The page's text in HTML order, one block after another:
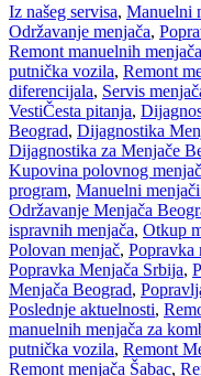
Iz našeg servisa, Manuelni
Održavanje menjača,
Remont manuelnih menjača
putnička vozila, Remont
diferencijala, Servis
VestiČesta pitanja,
Beograd, Dijagnostika
Dijagnostika za Menjače
Kupovina polovnog
program, Manuelni
Održavanje Menjača
ispravnih menjača, Otkup
Polovan menjač, Popravka
Popravka Menjača Srbija,
Menjača Beograd,
Poslednje aktuelnosti,
manuelnih menjača za
putnička vozila, Remont
Remont menjača Šabac,